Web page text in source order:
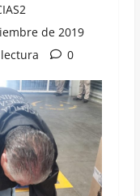
de 2019
0